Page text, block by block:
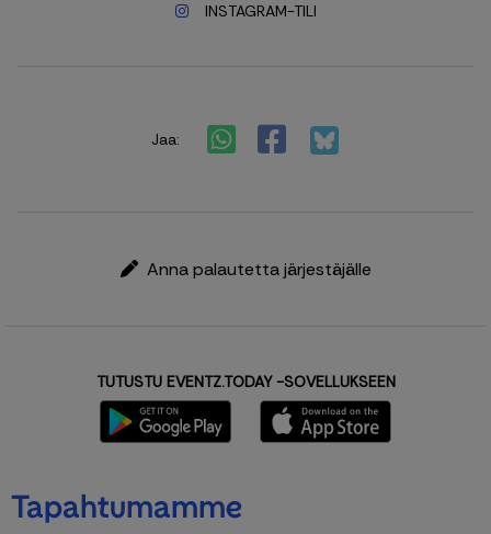
INSTAGRAM-TILI
Jaa:
Anna palautetta järjestäjälle
TUTUSTU EVENTZ.TODAY -SOVELLUKSEEN
Tapahtumamme